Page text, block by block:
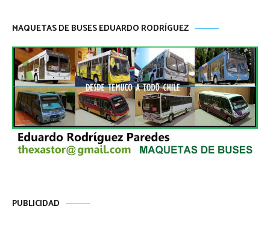
MAQUETAS DE BUSES EDUARDO RODRÍGUEZ
PUBLICIDAD